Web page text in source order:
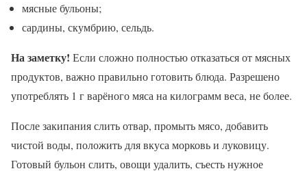
мясные бульоны;
сардины, скумбрию, сельдь.
На заметку! Если сложно полностью отказаться от мясных
продуктов, важно правильно готовить блюда. Разрешено
употреблять 1 г варёного мяса на килограмм веса, не более.
После закипания слить отвар, промыть мясо, добавить
чистой воды, положить для вкуса морковь и луковицу.
Готовый бульон слить, овощи удалить, съесть нужное